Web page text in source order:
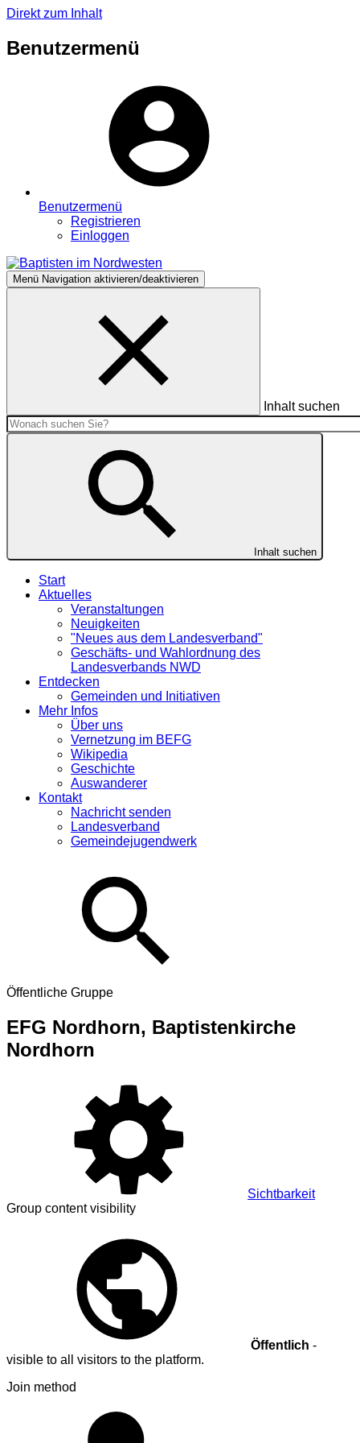
Direkt zum Inhalt
Benutzermenü
Benutzermenü
Registrieren
Einloggen
Menü Navigation aktivieren/deaktivieren
Inhalt suchen
Inhalt suchen
Start
Aktuelles
Veranstaltungen
Neuigkeiten
"Neues aus dem Landesverband"
Geschäfts- und Wahlordnung des
Landesverbands NWD
Entdecken
Gemeinden und Initiativen
Mehr Infos
Über uns
Vernetzung im BEFG
Wikipedia
Geschichte
Auswanderer
Kontakt
Nachricht senden
Landesverband
Gemeindejugendwerk
Öffentliche Gruppe
EFG Nordhorn, Baptistenkirche
Nordhorn
Sichtbarkeit
Group content visibility
Öffentlich -
visible to all visitors to the platform.
Join method